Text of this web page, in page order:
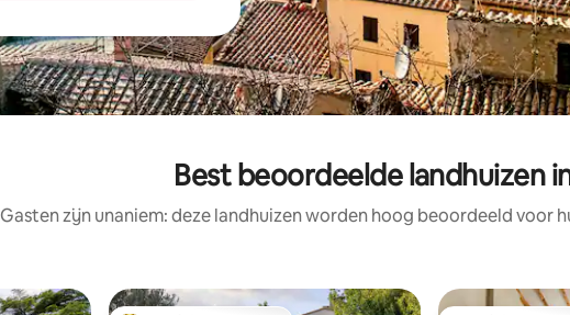
Best beoordeelde landhuizen
Gasten zijn unaniem: deze landhuizen worden hoog beoordeeld voor